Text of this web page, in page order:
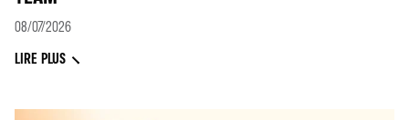
08/07/2026
LIRE PLUS